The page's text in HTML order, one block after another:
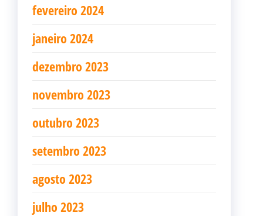
fevereiro 2024
janeiro 2024
dezembro 2023
novembro 2023
outubro 2023
setembro 2023
agosto 2023
julho 2023